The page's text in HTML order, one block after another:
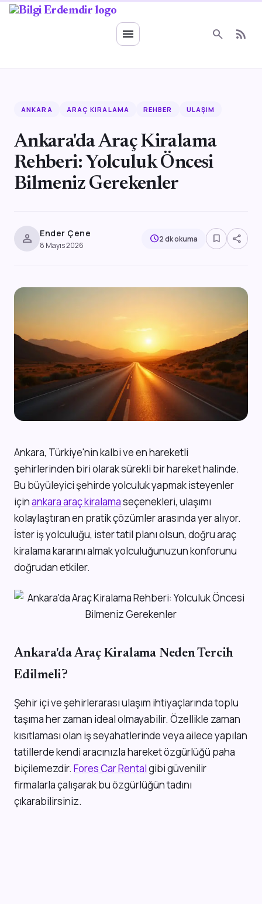
menu
Ruhsal Enerji
search rss_feed
ANKARA ARAÇ KIRALAMA REHBER ULAŞIM
Ankara'da Araç Kiralama
Rehberi: Yolculuk Öncesi
Bilmeniz Gerekenler
person Ender Çene
8 Mayıs 2026
schedule2 dk okuma bookmark_border share
Ankara, Türkiye'nin kalbi ve en hareketli
şehirlerinden biri olarak sürekli bir hareket halinde.
Bu büyüleyici şehirde yolculuk yapmak isteyenler
içinankara araç kiralamaseçenekleri, ulaşımı
kolaylaştıran en pratik çözümler arasında yer alıyor.
İster iş yolculuğu, ister tatil planı olsun, doğru araç
kiralama kararını almak yolculuğunuzun konforunu
doğrudan etkiler.
Ankara'da Araç Kiralama Neden Tercih
Edilmeli?
Şehir içi ve şehirlerarası ulaşım ihtiyaçlarında toplu
taşıma her zaman ideal olmayabilir. Özellikle zaman
kısıtlaması olan iş seyahatlerinde veya ailece yapılan
tatillerde kendi aracınızla hareket özgürlüğü paha
biçilemezdir. Fores Car Rentalgibi güvenilir
firmalarla çalışarak bu özgürlüğün tadını
çıkarabilirsiniz.